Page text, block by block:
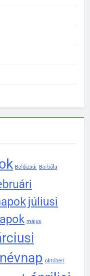
Boldizsár Borbála
júliusi
május
októberi